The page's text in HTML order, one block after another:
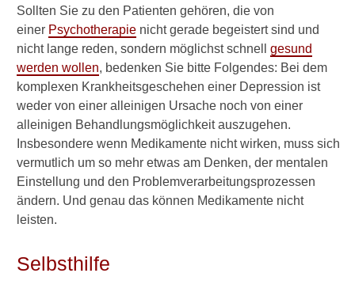
Sollten Sie zu den Patienten gehören, die von
einer Psychotherapie nicht gerade begeistert sind und
nicht lange reden, sondern möglichst schnell gesund
werden wollen, bedenken Sie bitte Folgendes: Bei dem
komplexen Krankheitsgeschehen einer Depression ist
weder von einer alleinigen Ursache noch von einer
alleinigen Behandlungsmöglichkeit auszugehen.
Insbesondere wenn Medikamente nicht wirken, muss sich
vermutlich um so mehr etwas am Denken, der mentalen
Einstellung und den Problemverarbeitungsprozessen
ändern. Und genau das können Medikamente nicht
leisten.
Selbsthilfe
e
U
r
s
a
c
h
n
f
ü
e
D